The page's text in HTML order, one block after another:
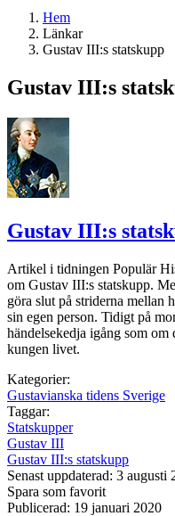
Hem
Länkar
Gustav III:s statskupp
Gustav III:s
Gustav III:s
Artikel i tidningen Populär
om Gustav III:s statskupp.
göra slut på striderna mellan
sin egen person. Tidigt på
händelsekedja igång som
kungen livet.
Kategorier:
Gustavianska tidens Sverige
Taggar:
Statskupper
Gustav III
Gustav III:s statskupp
Senast uppdaterad: 3 augusti
Spara som favorit
Publicerad: 19 januari 2020